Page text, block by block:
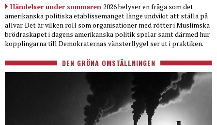
Händelser under sommaren 2026 belyser en fråga som det
amerikanska politiska etablissemanget länge undvikit att ställa på
allvar. Det är vilken roll som organisationer med rötter i Muslimska
brödraskapet i dagens amerikanska politik spelar samt därmed hur
kopplingarna till Demokraternas vänsterflygel ser ut i praktiken.
DEN GRÖNA OMSTÄLLNINGEN